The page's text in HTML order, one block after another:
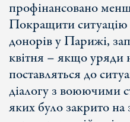
профінансовано менш
Покращити
донорів у Парижі,
квітня – якщо уряди
поставляться до
діалогу з воюючими
яких було закрито